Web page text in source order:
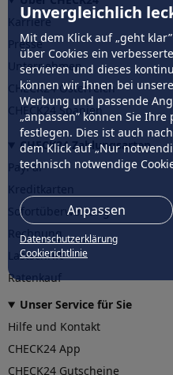
Unvergleichlich
Mit dem Klick auf „geht
über Cookies ein
servieren und dieses
können wir Ihnen bei
Werbung und passende
„anpassen” können Sie
festlegen. Dies ist auch
dem Klick auf „Nur
technisch notwendige
Anpassen
Datenschutzerklärung
Cookierichtlinie
Karriere
Presse
Unternehmen
CHECK24 Österreich
CHECK24 Spanien
CHECK24 Zahlungsarten
PayPal
Sofortüberweisung
Rechnung
Lastschrift
Ratenkauf
Unser Service für Sie
Hilfe und Kontakt
CHECK24 App
CHECK24 Gutscheine